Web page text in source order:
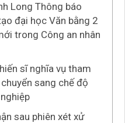
Long Thông báo
đại học Văn bằng 2
trong Công an nhân
sĩ nghĩa vụ tham
sang chế độ
sau phiên xét xử